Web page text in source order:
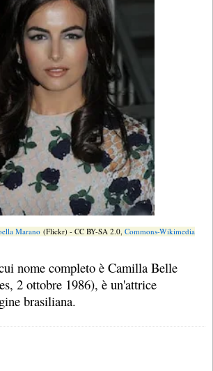
Marano(Flickr) - CC BY-SA 2.0, Commons-Wikimedia
nome completo è Camilla Belle
2 ottobre 1986), è un'attrice
brasiliana.